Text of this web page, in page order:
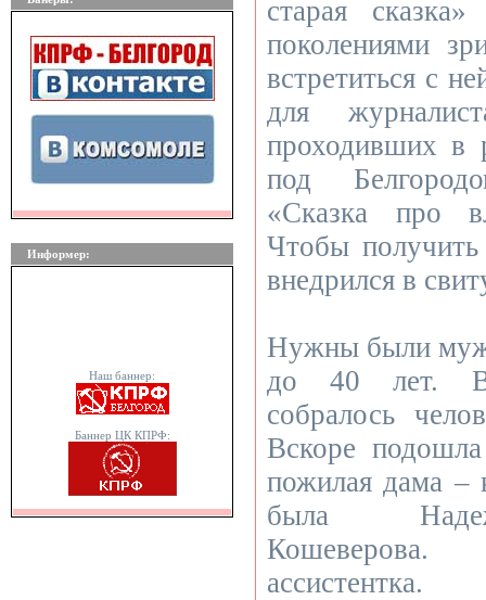
Информер:
Наш баннер:
Баннер ЦК КПРФ:
старая
поколениями
встретиться с
для
проходивших в
под
«Сказка про
Чтобы
внедрился в
Нужны были
до 40 лет. В
собралось
Вскоре
пожилая дама –
была
Кошеверова.
ассистентка.